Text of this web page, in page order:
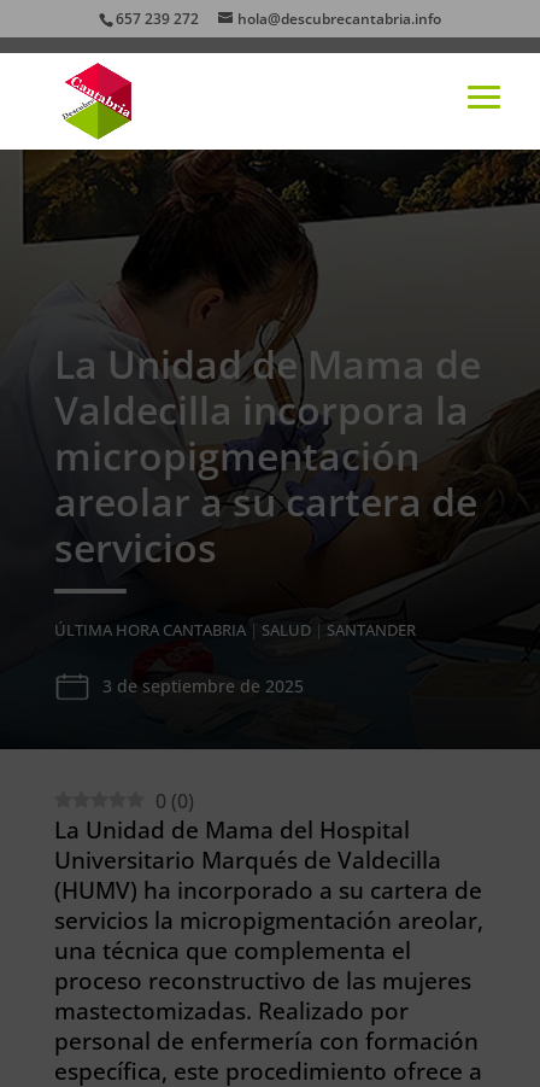
657 239 272 hola@descubrecantabria.info
La Unidad de Mama de
Valdecilla incorpora la
micropigmentación
areolar a su cartera de
servicios
ÚLTIMA HORA CANTABRIA| SALUD| SANTANDER
3 de septiembre de 2025
0 (0)
La Unidad de Mama del Hospital
Universitario Marqués de Valdecilla
(HUMV) ha incorporado a su cartera de
servicios la micropigmentación areolar,
una técnica que complementa el
proceso reconstructivo de las mujeres
mastectomizadas. Realizado por
personal de enfermería con formación
específica, este procedimiento ofrece a